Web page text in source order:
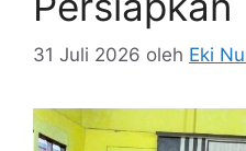
31 Juli 2026 oleh Eki